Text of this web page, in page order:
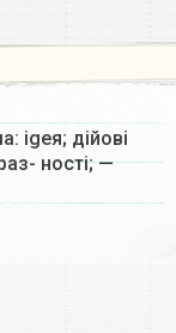
igeя; дійові
ності; —